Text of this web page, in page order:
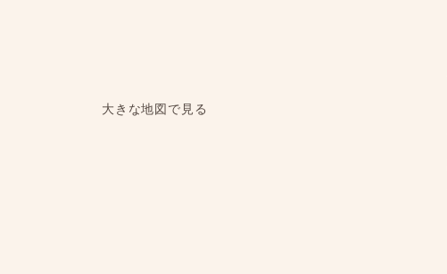
大きな地図で見る